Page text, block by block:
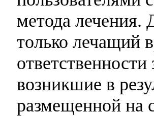
метода лечения.
только лечащий
возникшие в
размещенной на